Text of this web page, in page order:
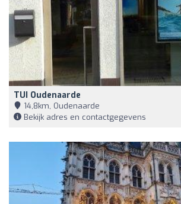
TUI Oudenaarde
14,8km, Oudenaarde
Bekijk adres en contactgegevens